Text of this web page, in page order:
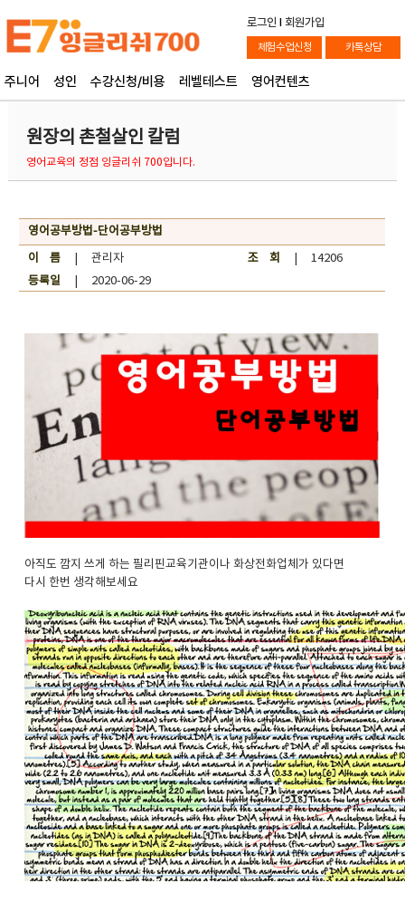
로그인 l 회원가입
체험수업신청 카톡상담
주니어 성인 수강신청/비용 레벨테스트 영어컨텐츠
원장의 촌철살인 칼럼
영어교육의 정점 잉글리쉬 700입니다.
영어공부방법-단어공부방법
이 름| 관리자 조 회
| 14206
등록일| 2020-06-29
아직도 깜지 쓰게 하는 필리핀교육기관이나 화상전화업체가 있다면
다시 한번 생각해보세요